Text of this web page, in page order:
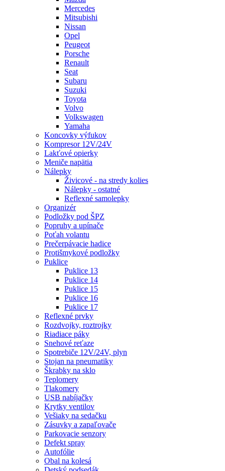
Mercedes
Mitsubishi
Nissan
Opel
Peugeot
Porsche
Renault
Seat
Subaru
Suzuki
Toyota
Volvo
Volkswagen
Yamaha
Koncovky výfukov
Kompresor 12V/24V
Lakťové opierky
Meniče napätia
Nálepky
Živicové - na stredy kolies
Nálepky - ostatné
Reflexné samolepky
Organizér
Podložky pod ŠPZ
Popruhy a upínače
Poťah volantu
Prečerpávacie hadice
Protišmykové podložky
Puklice
Puklice 13
Puklice 14
Puklice 15
Puklice 16
Puklice 17
Reflexné prvky
Rozdvojky, roztrojky
Riadiace páky
Snehové reťaze
Spotrebiče 12V/24V, plyn
Stojan na pneumatiky
Škrabky na sklo
Teplomery
Tlakomery
USB nabíjačky
Krytky ventilov
Vešiaky na sedačku
Zásuvky a zapaľovače
Parkovacie senzory
Defekt spray
Autofólie
Obal na kolesá